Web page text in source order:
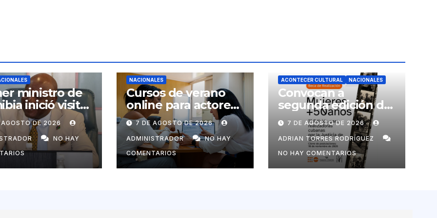
ministro de
inició visita
a Cuba por
de
Marrero
AGOSTO DE 2026
NO HAY
NACIONALES
Cursos de verano
online para actores
económicos y
estatales
7 DE AGOSTO DE 2026
ADMINISTRADOR
NO HAY
COMENTARIOS
ACONTECER CULTURAL NACIONALES
Convocan a
segunda edición de
Beca para
realizadoras
mayores de 50 años
7 DE AGOSTO DE 2026
ADRIAN TORRES RODRÍGUEZ
NO HAY COMENTARIOS